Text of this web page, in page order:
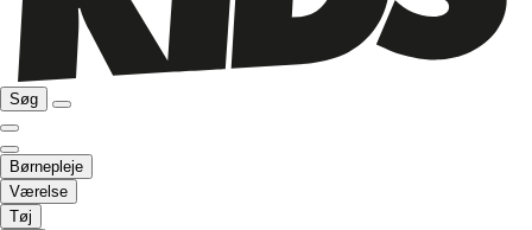
Søg
Børnepleje
Værelse
Tøj